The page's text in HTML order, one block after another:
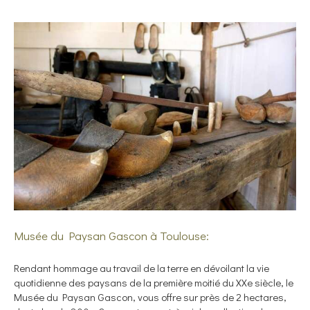
Musée du Paysan Gascon à Toulouse:
Rendant hommage au travail de la terre en dévoilant la vie
quotidienne des paysans de la première moitié du XXe siècle, le
Musée du Paysan Gascon, vous offre sur près de 2 hectares,